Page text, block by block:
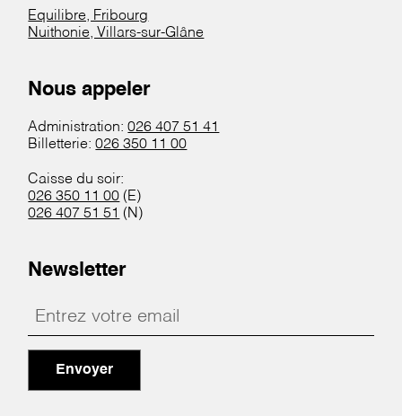
Equilibre, Fribourg
Nuithonie, Villars-sur-Glâne
Nous appeler
Administration:026 407 51 41
Billetterie:026 350 11 00
Caisse du soir:
026 350 11 00 (E)
026 407 51 51 (N)
Newsletter
Envoyer